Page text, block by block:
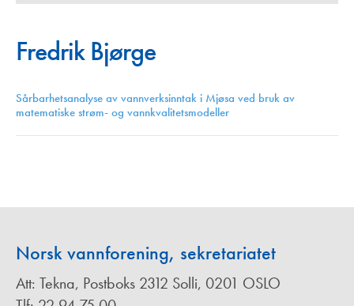
Fredrik Bjørge
Sårbarhetsanalyse av vannverksinntak i Mjøsa ved bruk av
matematiske strøm- og vannkvalitetsmodeller
Norsk vannforening, sekretariatet
Att: Tekna, Postboks 2312 Solli, 0201 OSLO